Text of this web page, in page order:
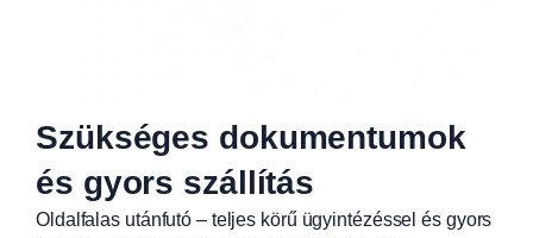
Szükséges dokumentumok
és gyors szállítás
Oldalfalas utánfutó – teljes körű ügyintézéssel és gyors